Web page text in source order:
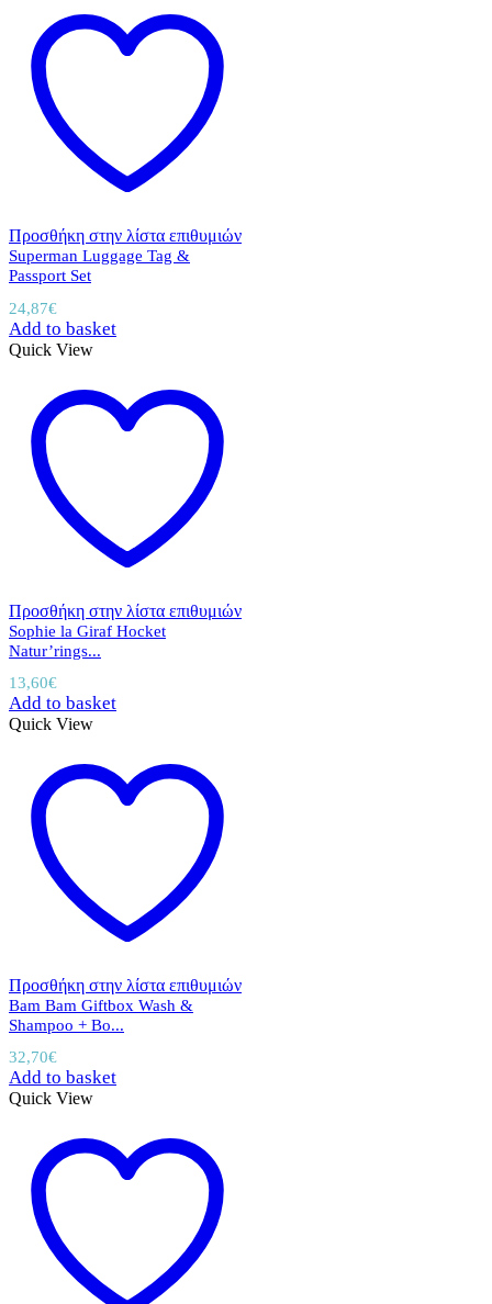
Προσθήκη στην λίστα επιθυμιών
Superman Luggage Tag &
Passport Set
24,87€
Add to basket
Quick View
Προσθήκη στην λίστα επιθυμιών
Sophie la Giraf Hocket
Natur’rings...
13,60€
Add to basket
Quick View
Προσθήκη στην λίστα επιθυμιών
Bam Bam Giftbox Wash &
Shampoo + Bo...
32,70€
Add to basket
Quick View